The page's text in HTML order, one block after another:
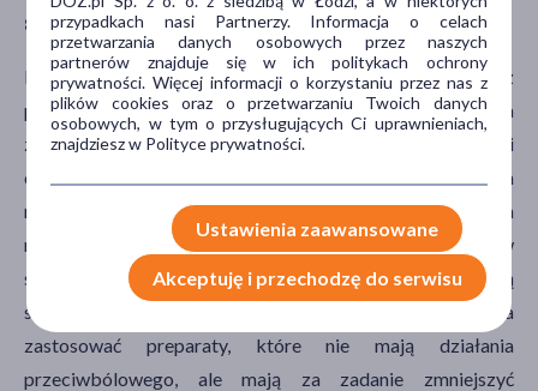
80% stanowią kobiety.
Leczenie migreny można podzielić na leczenie doraźne oraz
profilaktyczne. W pierwszym przypadku można
zastosować niesteroidowe leki przeciwzapalne, u części
chorych nie przynoszą one jednak oczekiwanych
rezultatów. Złotym standardem w walce z bólem
migrenowym są tryptany (selektywni agoniści receptorów
serotoninowych 5-HT1), aczkolwiek one również nie są
skuteczne u wszystkich pacjentów. Profilaktycznie można
zastosować preparaty, które nie mają działania
przeciwbólowego, ale mają za zadanie zmniejszyć
przypadkach nasi Partnerzy. Informacja o celach
przetwarzania danych osobowych przez naszych
partnerów znajduje się w ich politykach ochrony
prywatności. Więcej informacji o korzystaniu przez nas z
plików cookies oraz o przetwarzaniu Twoich danych
osobowych, w tym o przysługujących Ci uprawnieniach,
znajdziesz w Polityce prywatności.
Ustawienia zaawansowane
Akceptuję i przechodzę do serwisu